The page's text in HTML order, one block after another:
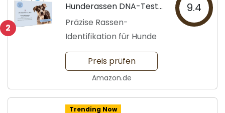
2
Hunderassen DNA-Test
Kit
Präzise Rassen-
Identifikation für Hunde
9.4
Preis prüfen
Amazon.de
Trending Now